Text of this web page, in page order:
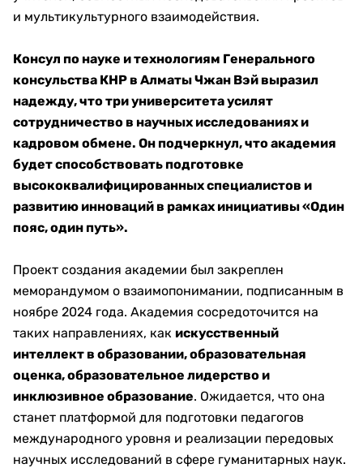
и мультикультурного взаимодействия.
Консул по науке и технологиям Генерального
консульства КНР в Алматы Чжан Вэй выразил
надежду, что три университета усилят
сотрудничество в научных исследованиях и
кадровом обмене. Он подчеркнул, что академия
будет способствовать подготовке
высококвалифицированных специалистов и
развитию инноваций в рамках инициативы «Один
пояс, один путь».
Проект создания академии был закреплен
меморандумом о взаимопонимании, подписанным в
ноябре 2024 года. Академия сосредоточится на
таких направлениях, как искусственный
интеллект в образовании, образовательная
оценка, образовательное лидерство и
инклюзивное образование. Ожидается, что она
станет платформой для подготовки педагогов
международного уровня и реализации передовых
научных исследований в сфере гуманитарных наук.